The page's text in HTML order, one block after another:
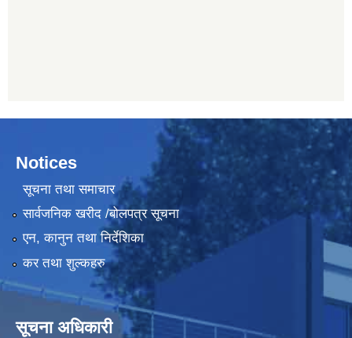
Notices
सूचना तथा समाचार
सार्वजनिक खरीद /बोलपत्र सूचना
एन, कानुन तथा निर्देशिका
कर तथा शुल्कहरु
सूचना अधिकारी